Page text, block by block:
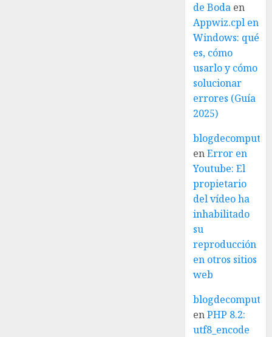
de Boda en
Appwiz.cpl en
Windows: qué
es, cómo
usarlo y cómo
solucionar
errores (Guía
2025)
enError en
Youtube: El
propietario
del vídeo ha
inhabilitado
su
reproducción
en otros sitios
web
enPHP 8.2:
utf8_encode